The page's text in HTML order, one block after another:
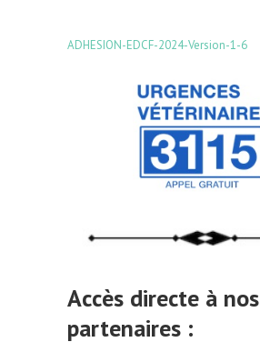
ADHESION-EDCF-2024-Version-1-6
Accès directe à nos
partenaires :